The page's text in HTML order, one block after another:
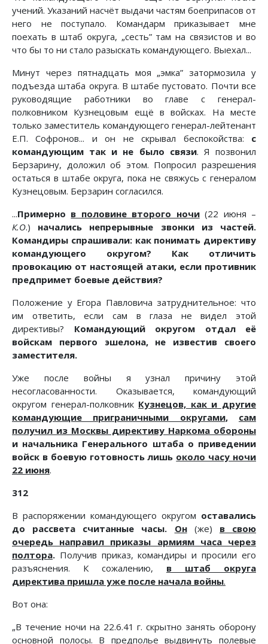
учений. Указаний насчёт выдачи частям боеприпасов от
него не поступало. Командарм приказывает мне
поехать в штаб округа, „сесть” там на связистов и во
что бы то ни стало разыскать командующего. Выехал...
Минут через пятнадцать моя „эмка” затормозила у
подъезда штаба округа. В штабе пустовато. Почти все
руководящие работники во главе с генерал-
полковником Кузнецовым ещё в войсках. На месте
только заместитель командующего генерал-лейтенант
Е.П. Софронов... и он не скрывал беспокойства: с
командующим так и не было связи. Я позвонил
Берзарину, доложил об этом. Попросил разрешения
остаться в штабе округа, пока не свяжусь с генералом
Кузнецовым. Берзарин согласился.
...Примерно в половине второго ночи(22 июня –
К.О.) начались непрерывные звонки из частей.
Командиры спрашивали: как понимать директиву
командующего округом? Как отличить
провокацию от настоящей атаки, если противник
предпримет боевые действия?
Положение у Егора Павловича затруднительное: что
им ответить, если сам в глаза не видел этой
директивы? Командующий округом отдал её
войскам первого эшелона, не известив своего
заместителя.
Уже после войны я узнал причину этой
несогласованности. Оказывается, командующий
округом генерал-полковник Кузнецов, как и другие
командующие приграничными округами, сам
получил из Москвы директиву Наркома обороны
и начальника Генерального штаба о приведении
войск в боевую готовность лишь около часу ночи
22 июня.
312
В распоряжении командующего округом оставались
до рассвета считанные часы. Он (же)
в свою
очередь направил приказы армиям часа через
полтора. Получив приказ, командиры и просили его
разъяснения. К сожалению, в штаб округа
директива пришла уже после начала войны.
Вот она:
„В течение ночи на 22.6.41 г. скрытно занять оборону
основной полосы. В предполье выдвинуть полевые